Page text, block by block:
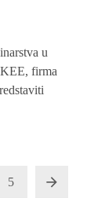
u
firma
5